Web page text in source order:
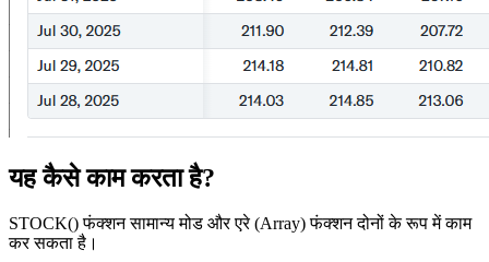
यह कैसे काम करता है?
STOCK() फंक्शन सामान्य मोड और एरे (Array) फंक्शन दोनों के रूप में काम
कर सकता है।